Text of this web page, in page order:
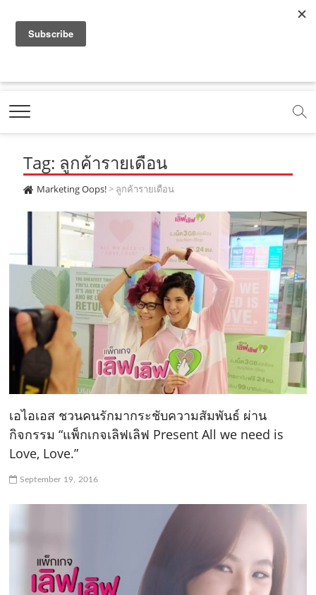
a
e
b
o
o
k
.
o
m
o
t
b
e
.
c
.
o
e
m
e
t
g
r
a
m
o
m
t
k
.
c
o
Marketing Oops!
DIGITAL | CREATIVE | ADVERTISING | CAMPAIGN |
Tag: ลูกค้ารายเดือน
Marketing Oops!> ลูกค้ารายเดือน
เอไอเอส ชวนคนรักมากระชับความสัมพันธ์ ผ่าน
กิจกรรม “แพ็กเกจเลิฟเลิฟ Present All we need is
Love, Love.”
September 19, 2016